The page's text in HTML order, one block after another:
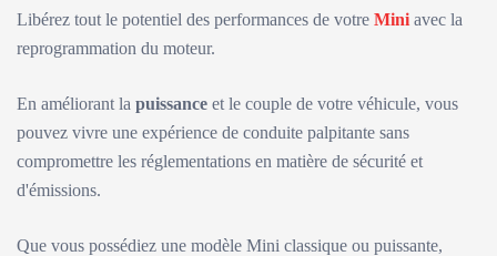
Libérez tout le potentiel des performances de votre Mini avec la
reprogrammation du moteur.
En améliorant la puissance et le couple de votre véhicule, vous
pouvez vivre une expérience de conduite palpitante sans
compromettre les réglementations en matière de sécurité et
d'émissions.
Que vous possédiez une modèle Mini classique ou puissante,